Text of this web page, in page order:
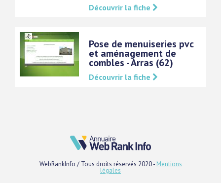
Découvrir la fiche
Pose de menuiseries pvc
et aménagement de
combles - Arras (62)
Découvrir la fiche
WebRankInfo / Tous droits réservés 2020 - Mentions
légales